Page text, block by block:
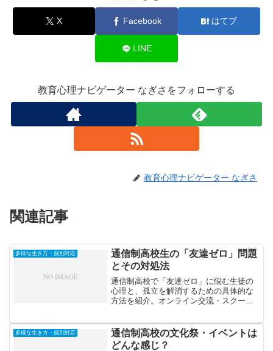
X Facebook はてブ
LINE
教育心理ナビゲーター なぎさをフォローする
教育心理ナビゲーター なぎさ
関連記事
多様な生き方・個別対応
通信制高校生の「友達ゼロ」問題
とその対処法
通信制高校で「友達ゼロ」に悩む生徒の
心理と、孤立を解消するための具体的な
方法を紹介。オンライン交流・スクーリ
多様な生き方・個別対応
通信制高校の文化祭・イベントは
どんな感じ？